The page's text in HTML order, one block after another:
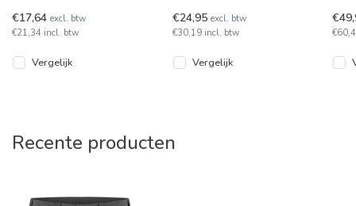
met extra veel korting.
€17,64 excl. btw
€21,34 incl. btw
Vergelijk
comfort. Ideaal voor
tijdens he
€24,95 excl. btw
€30,19 incl. btw
Vergelijk
Recente producten